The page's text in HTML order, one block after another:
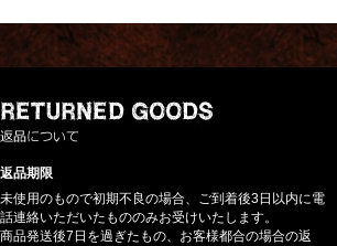
返品期限
未使用のもので初期不良の場合、ご到着後3日以内に電
話連絡いただいたもののみお受けいたします。
商品発送後7日を過ぎたもの、お客様都合の場合の返